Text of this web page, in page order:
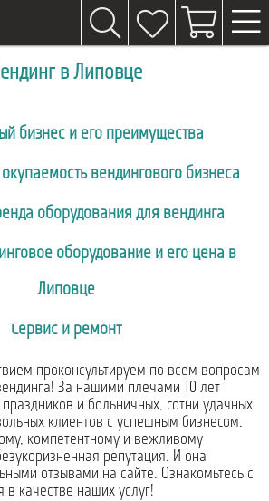
в Липовце
бизнес и его преимущества
вендингового бизнеса
оборудования для вендинга
оборудование и его цена в
Липовце
Сервис и ремонт
проконсультируем по всем вопросам
За нашими плечами 10 лет
и больничных, сотни удачных
клиентов с успешным бизнесом.
компетентному и вежливому
репутация. И она
отзывами на сайте. Ознакомьтесь с
в качестве наших услуг!